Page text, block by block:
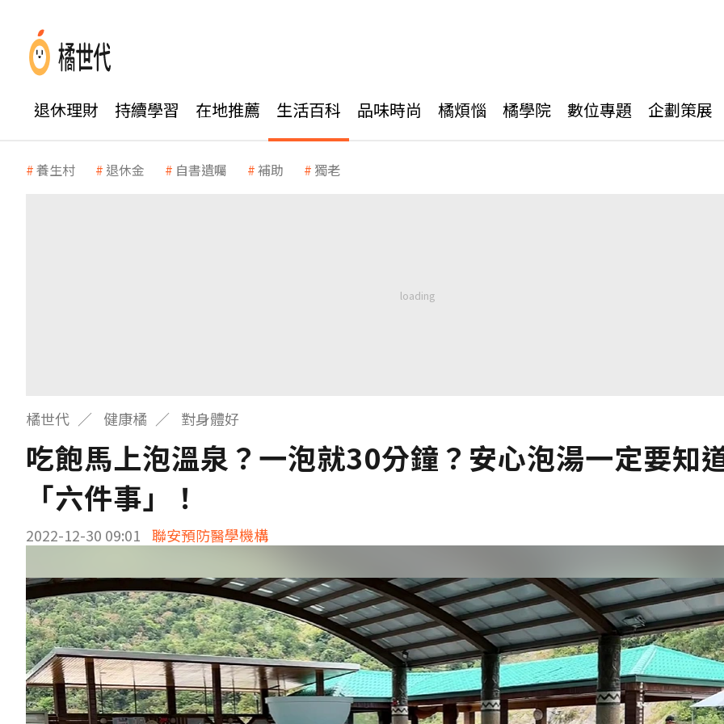
退休理財 持續學習 在地推薦 生活百科 品味時尚 橘煩惱 橘學院 數位專題 企劃策展
養生村 退休金 自書遺囑 補助 獨老
橘世代 健康橘 對身體好
吃飽馬上泡溫泉？一泡就30分鐘？安心泡湯一定要知
「六件事」！
2022-12-30 09:01 聯安預防醫學機構